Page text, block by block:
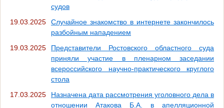
судов
19.03.2025
Случайное знакомство в интернете закончилось
разбойным нападением
19.03.2025
Представители Ростовского областного суда
приняли участие в пленарном заседании
всероссийского научно-практического круглого
стола
17.03.2025
Назначена дата рассмотрения уголовного дела в
отношении Атакова Б.А. в апелляционной